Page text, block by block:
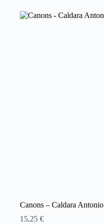
Canons – Caldara Antonio
15,25 €